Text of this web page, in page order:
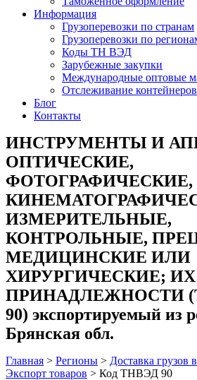
Информация
Грузоперевозки по странам
Грузоперевозки по
Коды ТН ВЭД
Зарубежные закупки
Международные оптовые
Отслеживание
Блог
Контакты
ИНСТРУМЕНТЫ И
ОПТИЧЕСКИЕ,
ФОТОГРАФИЧЕСКИЕ,
ИЗМЕРИТЕЛЬНЫЕ,
КОНТРОЛЬНЫЕ,
МЕДИЦИНСКИЕ ИЛИ
ХИРУРГИЧЕСКИЕ;
ПРИНАДЛЕЖНОСТИ
90) экспортируемый из
Брянская обл.
Главная > Регионы > Доставка грузов
Экспорт товаров > Код ТНВЭД 90